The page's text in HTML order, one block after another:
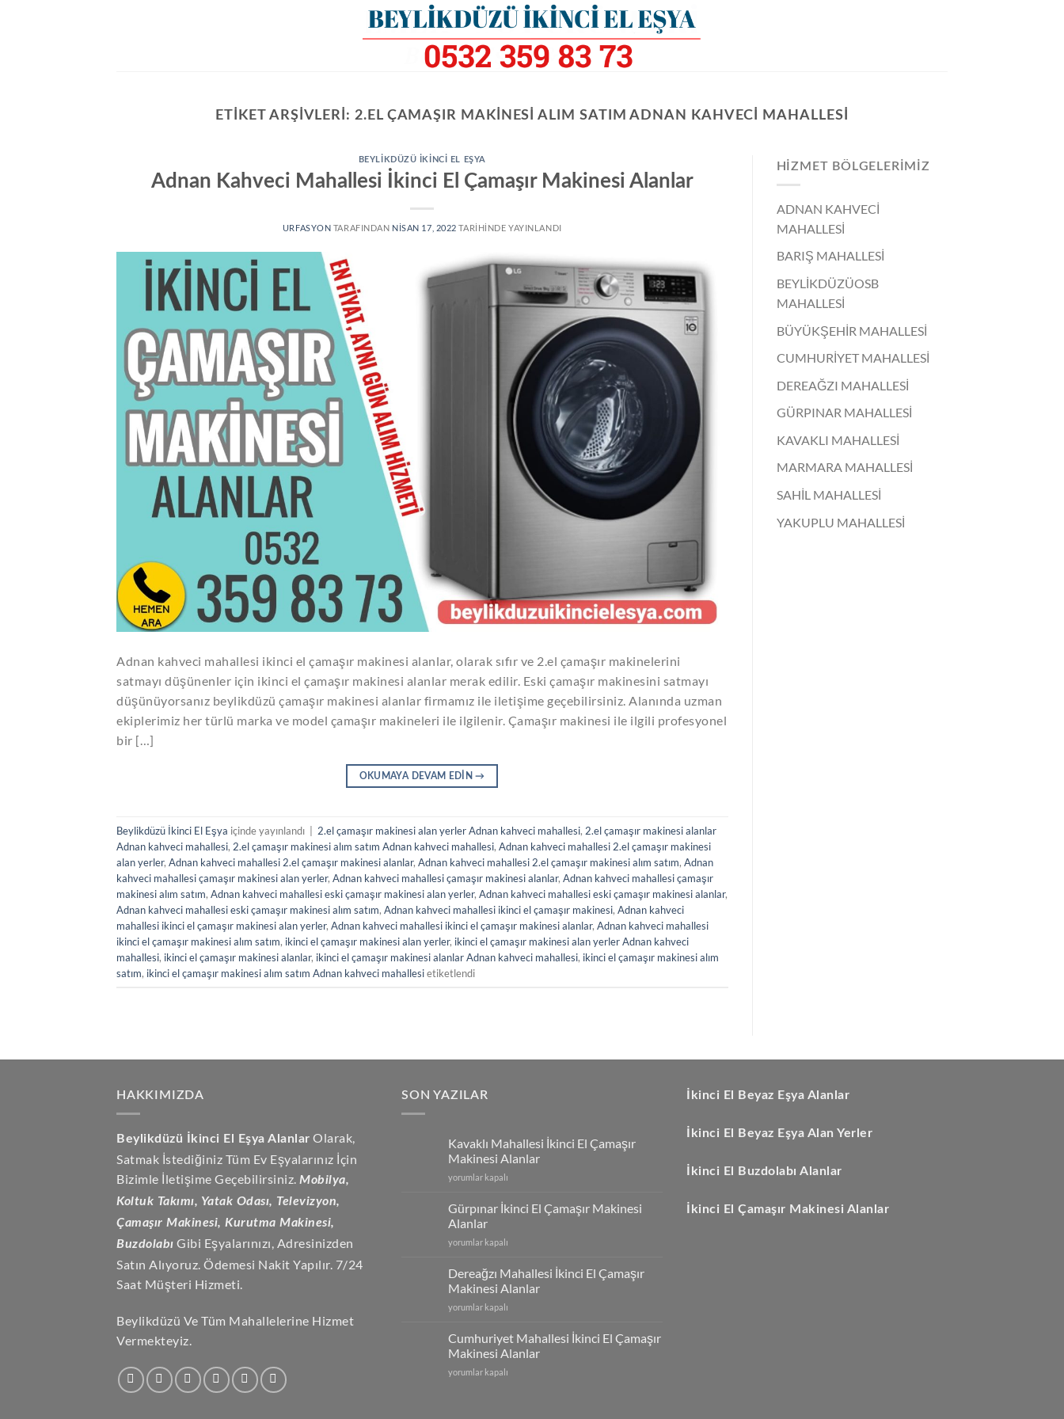
ETIKET ARŞIVLERI:2.EL ÇAMAŞIR MAKINESI ALIM SATIM ADNAN KAHVECI MAHALLESI
BEYLIKDÜZÜ İKINCI EL EŞYA
Adnan Kahveci Mahallesi İkinci El Çamaşır Makinesi Alanlar
URFASYON TARAFINDAN NISAN 17, 2022 TARIHINDE YAYINLANDI
Adnan kahveci mahallesi ikinci el çamaşır makinesi alanlar, olarak sıfır ve 2.el çamaşır makinelerini
satmayı düşünenler için ikinci el çamaşır makinesi alanlar merak edilir. Eski çamaşır makinesini satmayı
düşünüyorsanız beylikdüzü çamaşır makinesi alanlar firmamız ile iletişime geçebilirsiniz. Alanında uzman
ekiplerimiz her türlü marka ve model çamaşır makineleri ile ilgilenir. Çamaşır makinesi ile ilgili profesyonel
bir […]
OKUMAYA DEVAM EDIN→
Beylikdüzü İkinci El Eşya içinde yayınlandı 2.el çamaşır makinesi alan yerler Adnan kahveci mahallesi, 2.el çamaşır makinesi alanlar
Adnan kahveci mahallesi, 2.el çamaşır makinesi alım satım Adnan kahveci mahallesi, Adnan kahveci mahallesi 2.el çamaşır makinesi
alan yerler, Adnan kahveci mahallesi 2.el çamaşır makinesi alanlar, Adnan kahveci mahallesi 2.el çamaşır makinesi alım satım, Adnan
kahveci mahallesi çamaşır makinesi alan yerler, Adnan kahveci mahallesi çamaşır makinesi alanlar, Adnan kahveci mahallesi çamaşır
makinesi alım satım, Adnan kahveci mahallesi eski çamaşır makinesi alan yerler, Adnan kahveci mahallesi eski çamaşır makinesi alanlar,
Adnan kahveci mahallesi eski çamaşır makinesi alım satım, Adnan kahveci mahallesi ikinci el çamaşır makinesi, Adnan kahveci
mahallesi ikinci el çamaşır makinesi alan yerler, Adnan kahveci mahallesi ikinci el çamaşır makinesi alanlar, Adnan kahveci mahallesi
ikinci el çamaşır makinesi alım satım, ikinci el çamaşır makinesi alan yerler, ikinci el çamaşır makinesi alan yerler Adnan kahveci
mahallesi, ikinci el çamaşır makinesi alanlar, ikinci el çamaşır makinesi alanlar Adnan kahveci mahallesi, ikinci el çamaşır makinesi alım
satım, ikinci el çamaşır makinesi alım satım Adnan kahveci mahallesietiketlendi
HIZMET BÖLGELERIMIZ
ADNAN KAHVECİ
MAHALLESİ
BARIŞ MAHALLESİ
BEYLİKDÜZÜOSB
MAHALLESİ
BÜYÜKŞEHİR MAHALLESİ
CUMHURİYET MAHALLESİ
DEREAĞZI MAHALLESİ
GÜRPINAR MAHALLESİ
KAVAKLI MAHALLESİ
MARMARA MAHALLESİ
SAHİL MAHALLESİ
YAKUPLU MAHALLESİ
HAKKIMIZDA
Beylikdüzü İkinci El Eşya Alanlar Olarak,
Satmak İstediğiniz Tüm Ev Eşyalarınız İçin
Bizimle İletişime Geçebilirsiniz. Mobilya,
Koltuk Takımı, Yatak Odası, Televizyon,
Çamaşır Makinesi, Kurutma Makinesi,
Buzdolabı Gibi Eşyalarınızı, Adresinizden
Satın Alıyoruz. Ödemesi Nakit Yapılır. 7/24
Saat Müşteri Hizmeti.
Beylikdüzü Ve Tüm Mahallelerine Hizmet
Vermekteyiz.
SON YAZILAR
Kavaklı Mahallesi İkinci El Çamaşır
Makinesi Alanlar
Kavaklı
İkinci
El
Çamaşır
Makinesi
için
yorumlar kapalı
Gürpınar İkinci El Çamaşır Makinesi
Alanlar
Gürpınar
El
Çamaşır
Makinesi
Alanlar
yorumlar kapalı
Dereağzı Mahallesi İkinci El Çamaşır
Makinesi Alanlar
Dereağzı
İkinci
El
Çamaşır
Makinesi
yorumlar kapalı
Cumhuriyet Mahallesi İkinci El Çamaşır
Makinesi Alanlar
Cumhuriyet
yorumlar kapalı
İkinci El Beyaz Eşya Alanlar
İkinci El Beyaz Eşya Alan Yerler
İkinci El Buzdolabı Alanlar
İkinci El Çamaşır Makinesi Alanlar